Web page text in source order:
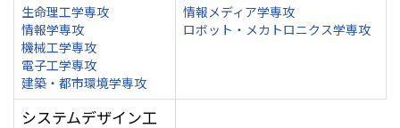
生命理工学専攻
情報学専攻
機械工学専攻
電子工学専攻
建築・都市環境学専攻
情報メディア学専攻
ロボット・メカトロニクス学専攻
システムデザイン工